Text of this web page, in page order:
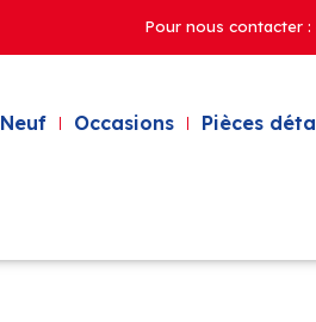
Pour nous contacter
Neuf Occasions Pièces